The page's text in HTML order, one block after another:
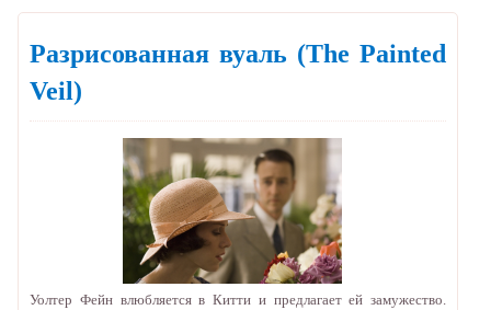
Разрисованная вуаль (The Painted
Veil)
Уолтер Фейн влюбляется в Китти и предлагает ей замужество.